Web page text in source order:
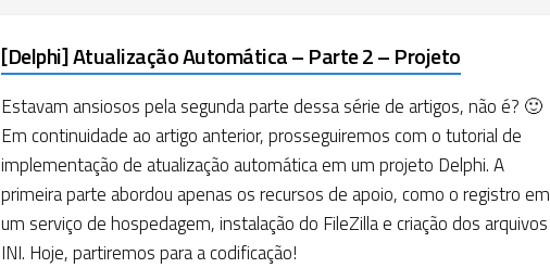
[Delphi] Atualização Automática – Parte 2 – Projeto
Estavam ansiosos pela segunda parte dessa série de artigos, não é? 🙂
Em continuidade ao artigo anterior, prosseguiremos com o tutorial de
implementação de atualização automática em um projeto Delphi. A
primeira parte abordou apenas os recursos de apoio, como o registro em
um serviço de hospedagem, instalação do FileZilla e criação dos arquivos
INI. Hoje, partiremos para a codificação!